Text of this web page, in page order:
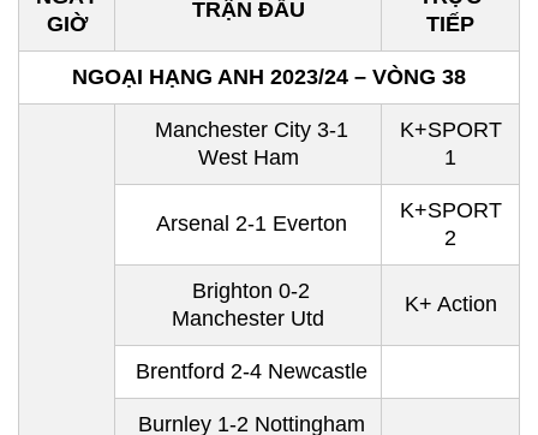
GIỜ
TRẬN ĐẤU
TIẾP
NGOẠI HẠNG ANH 2023/24 – VÒNG 38
Manchester City 3-1
West Ham
K+SPORT
1
Arsenal 2-1 Everton
K+SPORT
2
Brighton 0-2
Manchester Utd
K+ Action
Brentford 2-4 Newcastle
Burnley 1-2 Nottingham